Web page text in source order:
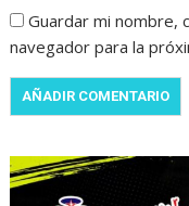
Guardar mi nombre,
navegador para la